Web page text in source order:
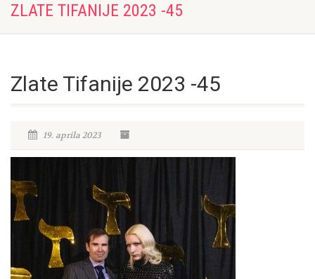
ZLATE TIFANIJE 2023 -45
Zlate Tifanije 2023 -45
19. aprila 2023